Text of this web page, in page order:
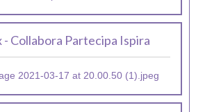
- Collabora Partecipa Ispira